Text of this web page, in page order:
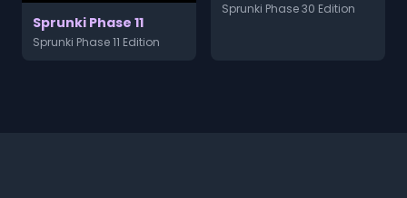
Sprunki Phase 11
Sprunki Phase 11 Edition
Sprunki Phase 30 Edition